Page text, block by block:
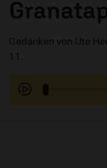
AUDIOTHEK
MITMACHEN
Gedanken von Ute
11.